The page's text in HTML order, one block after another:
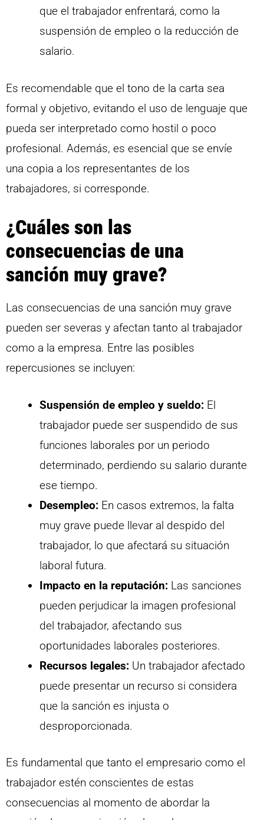
que el trabajador enfrentará, como la
suspensión de empleo o la reducción de
salario.
Es recomendable que el tono de la carta sea
formal y objetivo, evitando el uso de lenguaje que
pueda ser interpretado como hostil o poco
profesional. Además, es esencial que se envíe
una copia a los representantes de los
trabajadores, si corresponde.
¿Cuáles son las
consecuencias de una
sanción muy grave?
Las consecuencias de una sanción muy grave
pueden ser severas y afectan tanto al trabajador
como a la empresa. Entre las posibles
repercusiones se incluyen:
Suspensión de empleo y sueldo: El
trabajador puede ser suspendido de sus
funciones laborales por un periodo
determinado, perdiendo su salario durante
ese tiempo.
Desempleo: En casos extremos, la falta
muy grave puede llevar al despido del
trabajador, lo que afectará su situación
laboral futura.
Impacto en la reputación: Las sanciones
pueden perjudicar la imagen profesional
del trabajador, afectando sus
oportunidades laborales posteriores.
Recursos legales: Un trabajador afectado
puede presentar un recurso si considera
que la sanción es injusta o
desproporcionada.
Es fundamental que tanto el empresario como el
trabajador estén conscientes de estas
consecuencias al momento de abordar la